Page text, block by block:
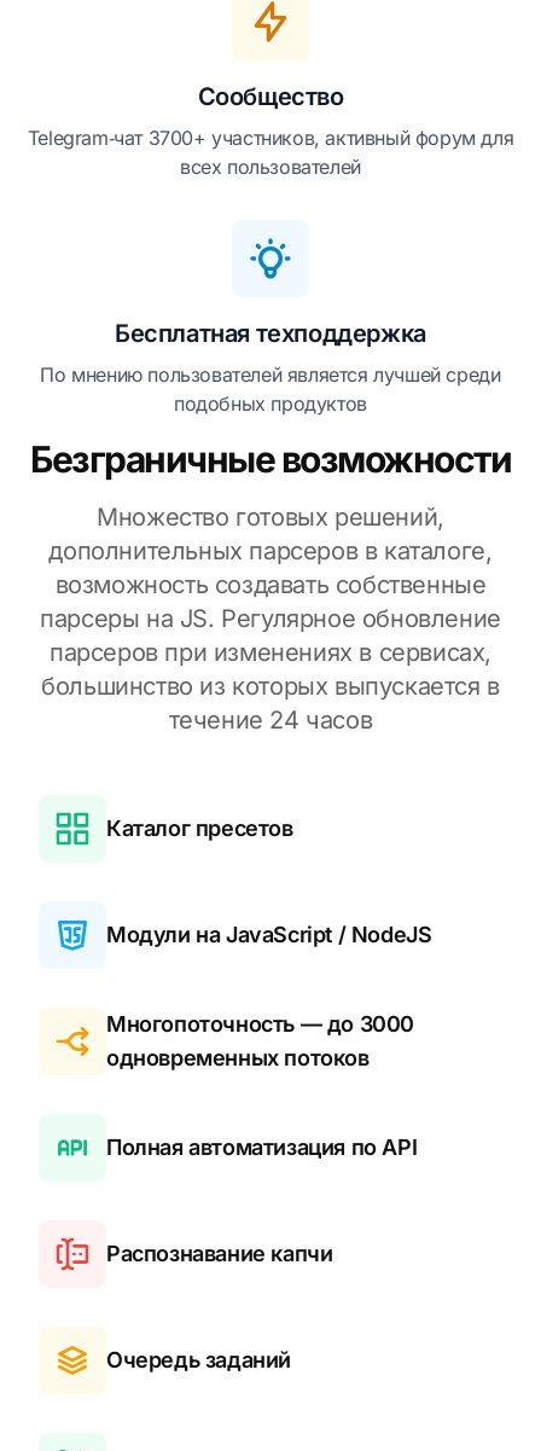
Сообщество
Telegram‑чат 3700+ участников, активный форум для
всех пользователей
Бесплатная техподдержка
По мнению пользователей является лучшей среди
подобных продуктов
Безграничные возможности
Множество готовых решений,
дополнительных парсеров в каталоге,
возможность создавать собственные
парсеры на JS. Регулярное обновление
парсеров при изменениях в сервисах,
большинство из которых выпускается в
течение 24 часов
Каталог пресетов
Модули на JavaScript / NodeJS
Многопоточность — до 3000
одновременных потоков
Полная автоматизация по API
Распознавание капчи
Очередь заданий